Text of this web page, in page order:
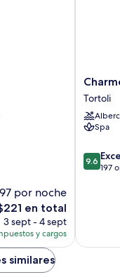
por noche
precio
en total
3 sept - 4 sept
y cargos
Charme
Hotel
La
Bitta
Tortoli
Tortoli
Spa
9.6
de
9.6
197
similares